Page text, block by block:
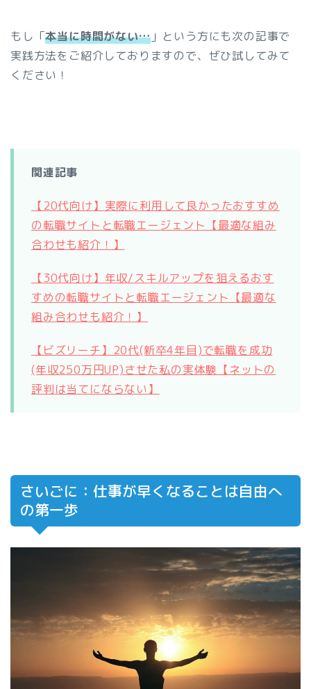
もし「本当に時間がない…」という方にも次の記事で
実践方法をご紹介しておりますので、ぜひ試してみて
ください！
関連記事
【20代向け】実際に利用して良かったおすすめ
の転職サイトと転職エージェント【最適な組み
合わせも紹介！】
【30代向け】年収/スキルアップを狙えるおす
すめの転職サイトと転職エージェント【最適な
組み合わせも紹介！】
【ビズリーチ】20代(新卒4年目)で転職を成功
(年収250万円UP)させた私の実体験【ネットの
評判は当てにならない】
さいごに：仕事が早くなることは自由へ
の第一歩